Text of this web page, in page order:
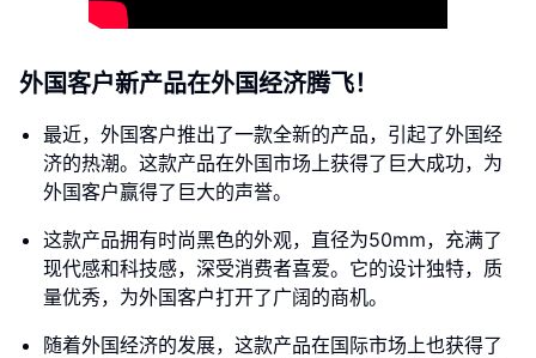
外国客户新产品在外国经济腾飞！
最近，外国客户推出了一款全新的产品，引起了外国经
济的热潮。这款产品在外国市场上获得了巨大成功，为
外国客户赢得了巨大的声誉。
这款产品拥有时尚黑色的外观，直径为50mm，充满了
现代感和科技感，深受消费者喜爱。它的设计独特，质
量优秀，为外国客户打开了广阔的商机。
随着外国经济的发展，这款产品在国际市场上也获得了